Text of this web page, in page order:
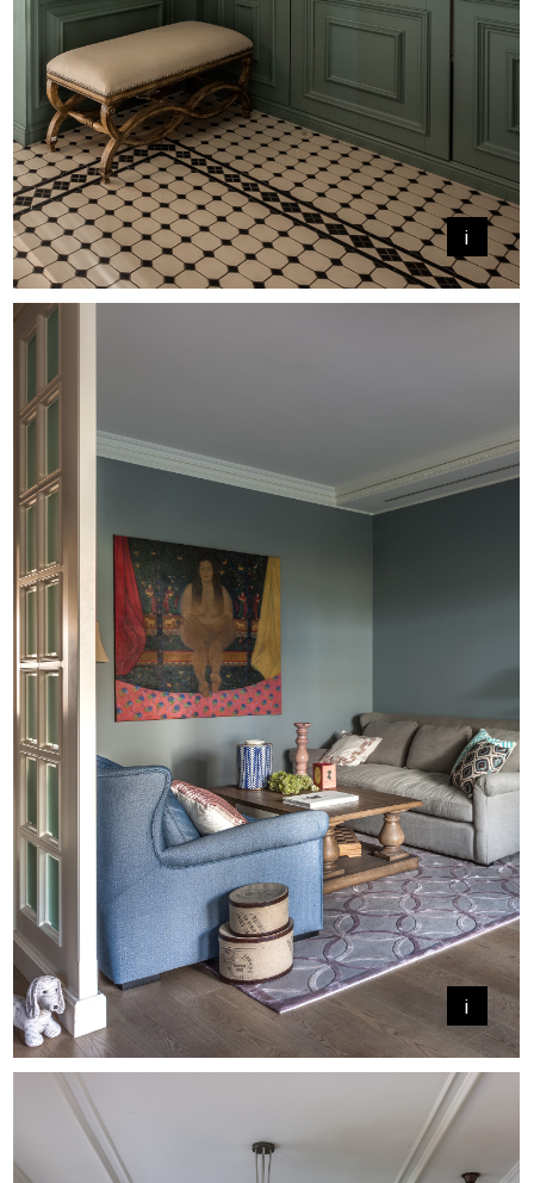
Мы пытались экономить
на всем, чем можно. Пол,
например, изготовлен из доски
российского производства.
Плинтусы и дверные наличники
произведены из полиуретана
и специальным образом
окрашены, чтобы имитировать
деревянную поверхность.